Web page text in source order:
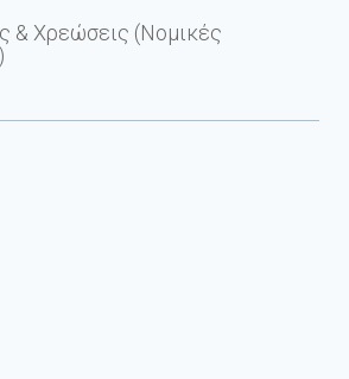
& Χρεώσεις (Νομικές